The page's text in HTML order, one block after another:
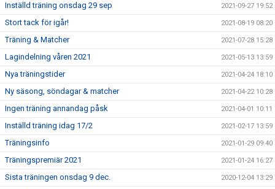
Inställd träning onsdag 29 sep 2021-09-27 19:52
Stort tack för igår! 2021-08-19 08:20
Träning & Matcher 2021-07-28 15:28
Lagindelning våren 2021 2021-05-13 13:59
Nya träningstider 2021-04-24 18:10
Ny säsong, söndagar & matcher 2021-04-22 10:28
Ingen träning annandag påsk 2021-04-01 10:11
Inställd träning idag 17/2 2021-02-17 13:59
Träningsinfo 2021-01-29 09:40
Träningspremiär 2021 2021-01-24 16:27
Sista träningen onsdag 9 dec. 2020-12-04 13:29